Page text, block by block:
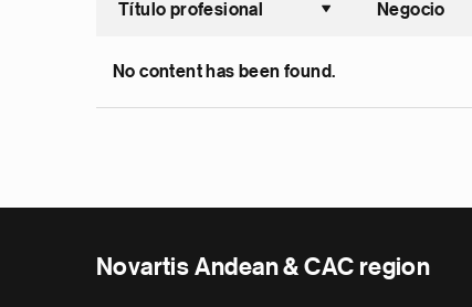
Título profesional
Ordenar
Negocio
No content has been found.
Novartis Andean & CAC region